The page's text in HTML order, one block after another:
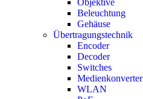
Objektive
Beleuchtung
Gehäuse
Übertragungstechnik
Encoder
Decoder
Switches
Medienkonverter
WLAN